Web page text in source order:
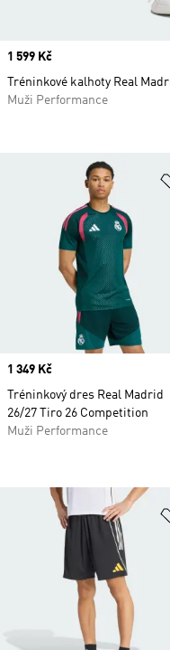
Price
1 349 Kč
Tréninkový dres Real Madrid
26/27 Tiro 26 Competition
Muži Performance
Price
1 599 Kč
Tréninkové kalhoty Real
Muži Performance